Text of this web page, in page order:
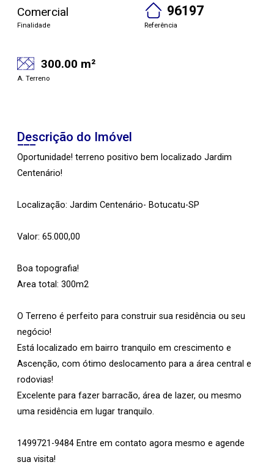
Comercial
Finalidade
96197
Referência
300.00 m²
A. Terreno
Descrição do Imóvel
Oportunidade! terreno positivo bem localizado Jardim
Centenário!
Localização: Jardim Centenário- Botucatu-SP
Valor: 65.000,00
Boa topografia!
Area total: 300m2
O Terreno é perfeito para construir sua residência ou seu
negócio!
Está localizado em bairro tranquilo em crescimento e
Ascenção, com ótimo deslocamento para a área central e
rodovias!
Excelente para fazer barracão, área de lazer, ou mesmo
uma residência em lugar tranquilo.
1499721-9484 Entre em contato agora mesmo e agende
sua visita!